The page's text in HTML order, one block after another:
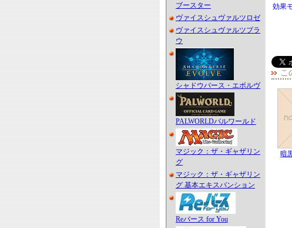
ブースター
ヴァイスシュヴァルツロゼ
ヴァイスシュヴァルツブラ
ウ
シャドウバース・エボルヴ
PALWORLDパルワールド
マジック：ザ・ギャザリン
グ
マジック：ザ・ギャザリン
グ 基本エキスパンション
Reバース for You
効果
こ
暗